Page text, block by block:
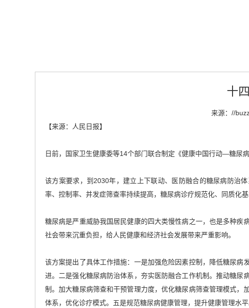
十
来源： //
【来源：人民日报】
日前，国家卫生健康委等14个部门联合制定《健康中国行动—糖尿
该方案要求，到2030年，建立上下联动、医防融合的糖尿病防治
率、控制率、并发症筛查率持续提高，糖尿病诊疗规范化、同质化
糖尿病是严重威胁我国居民健康的四大类慢性病之一，也是多种
社会带来沉重负担，给人民健康和经济社会发展带来严重影响。
该方案提出了具体工作措施：一是加强危险因素控制，降低糖尿
进。二是强化糖尿病防治体系，夯实医防融合工作机制。推动糖
制。加大糖尿病筛查和干预管理力度，优化糖尿病筛查管理模式
体系，优化诊疗模式。五是规范糖尿病健康管理，提升健康管理水